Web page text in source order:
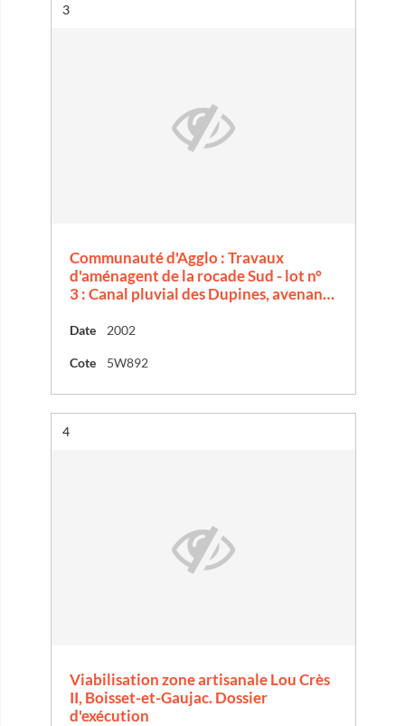
Résultat n°
3
Communauté d'Agglo : Travaux
d'aménagent de la rocade Sud - lot n°
3 : Canal pluvial des Dupines, avenan…
Date 2002
Cote 5W892
Résultat n°
4
Viabilisation zone artisanale Lou Crès
II, Boisset-et-Gaujac. Dossier
d'exécution